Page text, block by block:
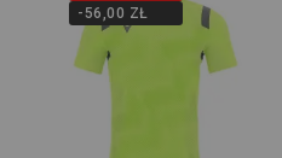
-56,00 ZŁ